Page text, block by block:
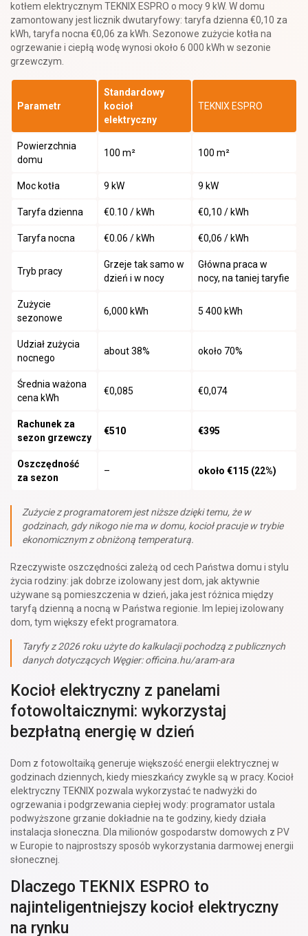
kotłem elektrycznym TEKNIX ESPRO o mocy 9 kW. W domu
zamontowany jest licznik dwutaryfowy: taryfa dzienna €0,10 za
kWh, taryfa nocna €0,06 za kWh. Sezonowe zużycie kotła na
ogrzewanie i ciepłą wodę wynosi około 6 000 kWh w sezonie
grzewczym.
Parametr
Standardowy
kocioł
elektryczny
TEKNIX ESPRO
Powierzchnia
domu
100 m² 100 m²
Moc kotła 9 kW 9 kW
Taryfa dzienna €0.10 / kWh €0,10 / kWh
Taryfa nocna €0.06 / kWh €0,06 / kWh
Tryb pracy
Grzeje tak samo w
dzień i w nocy
Główna praca w
nocy, na taniej taryfie
Zużycie
sezonowe
6,000 kWh 5 400 kWh
Udział zużycia
nocnego
about 38% około 70%
Średnia ważona
cena kWh
€0,085 €0,074
Rachunek za
sezon grzewczy
€510 €395
Oszczędność
za sezon
– około €115 (22%)
Zużycie z programatorem jest niższe dzięki temu, że w
godzinach, gdy nikogo nie ma w domu, kocioł pracuje w trybie
ekonomicznym z obniżoną temperaturą.
Rzeczywiste oszczędności zależą od cech Państwa domu i stylu
życia rodziny: jak dobrze izolowany jest dom, jak aktywnie
używane są pomieszczenia w dzień, jaka jest różnica między
taryfą dzienną a nocną w Państwa regionie. Im lepiej izolowany
dom, tym większy efekt programatora.
Taryfy z 2026 roku użyte do kalkulacji pochodzą z publicznych
danych dotyczących Węgier: officina.hu/aram-ara
Kocioł elektryczny z panelami
fotowoltaicznymi: wykorzystaj
bezpłatną energię w dzień
Dom z fotowoltaiką generuje większość energii elektrycznej w
godzinach dziennych, kiedy mieszkańcy zwykle są w pracy. Kocioł
elektryczny TEKNIX pozwala wykorzystać te nadwyżki do
ogrzewania i podgrzewania ciepłej wody: programator ustala
podwyższone grzanie dokładnie na te godziny, kiedy działa
instalacja słoneczna. Dla milionów gospodarstw domowych z PV
w Europie to najprostszy sposób wykorzystania darmowej energii
słonecznej.
Dlaczego TEKNIX ESPRO to
najinteligentniejszy kocioł elektryczny
na rynku